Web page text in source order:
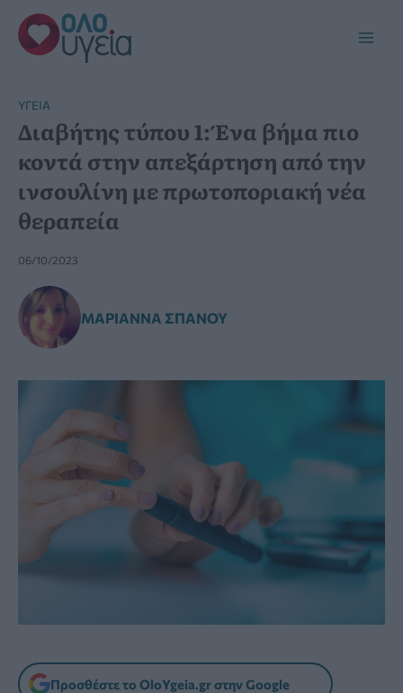
Μετάβαση
στο
περιεχόμενο
YΓΕΊΑ
Διαβήτης τύπου 1: Ένα βήμα πιο
κοντά στην απεξάρτηση από την
ινσουλίνη με πρωτοποριακή νέα
θεραπεία
06/10/2023
ΜΑΡΙΆΝΝΑ ΣΠΑΝΟΎ
Προσθέστε το OloYgeia.gr στην Google